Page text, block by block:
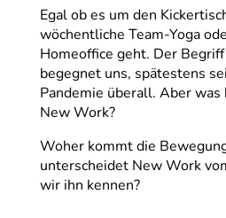
Egal ob es um den
wöchentliche Team-Yoga
Homeoffice geht. Der
begegnet uns, spätestens
Pandemie überall. Aber
New Work?
Woher kommt die
unterscheidet New Work
wir ihn kennen?